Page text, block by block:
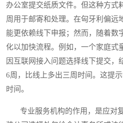
办公室提交纸质文件。但这种方式
周用于邮寄和处理。在匈牙利偏远
能更依赖线下申报；然而，随着数
化以加快流程。例如，一个家庭式
因互联网接入问题选择线下提交，
6周，比线上多出三周时间。这提
时间。
专业服务机构的作用，是应对